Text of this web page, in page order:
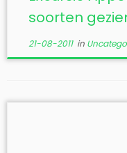
soorten
21-08-2011in